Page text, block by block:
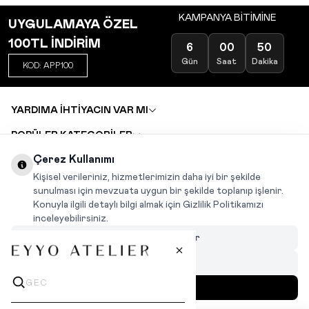
UYGULAMAYA ÖZEL
100TL İNDİRİM
KOD: APP100
KAMPANYA BİTİMİNE
6
Gün
00
Saat
50
Dakika
YARDIMA İHTİYACIN VAR MI
POPÜLER KATEGORİLER
DEĞİŞİM VE İADE TALEBİ
KARIYER
INSTAGRAM
Çerez Kullanımı
Kişisel verileriniz, hizmetlerimizin daha iyi bir şekilde
sunulması için mevzuata uygun bir şekilde toplanıp işlenir.
Konuyla ilgili detaylı bilgi almak için Gizlilik Politikamızı
inceleyebilirsiniz.
Çerezleri Özelleştir